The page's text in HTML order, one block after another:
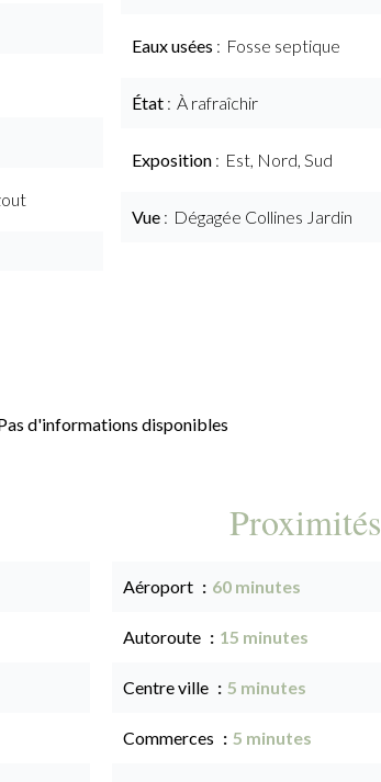
Eaux usées Fosse septique
État À rafraîchir
Exposition Est, Nord, Sud
Vue Dégagée Collines Jardin
d'informations disponibles
Proximités
Aéroport 60 minutes
Autoroute 15 minutes
Centre ville 5 minutes
Commerces 5 minutes